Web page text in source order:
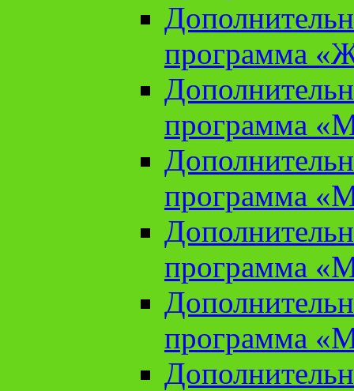
программа
программа
программа
программа
программа